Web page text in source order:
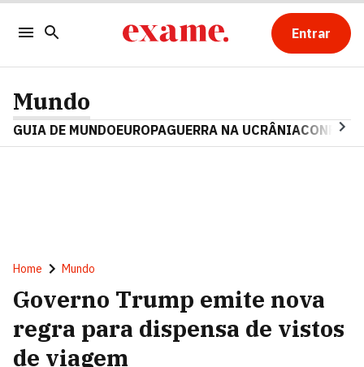
Entrar
Mundo
GUIA DE MUNDOEUROPAGUERRA NA UCRÂNIA
Home Mundo
Governo Trump emite nova
regra para dispensa de vistos
de viagem